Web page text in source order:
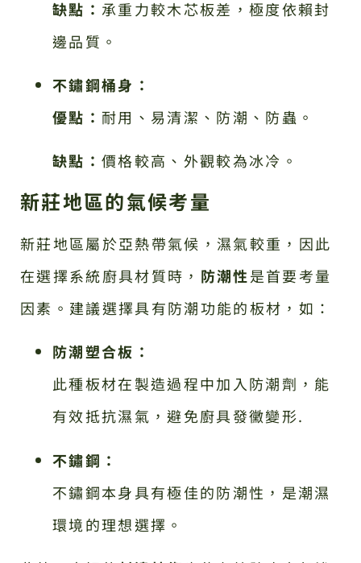
缺點： 承重力較木芯板差，極度依賴封
邊品質。
不鏽鋼桶身：
優點：耐用、易清潔、防潮、防蟲。
缺點：價格較高、外觀較為冰冷。
新莊地區的氣候考量
新莊地區屬於亞熱帶氣候，濕氣較重，因此
在選擇系統廚具材質時， 防潮性是首要考量
因素。建議選擇具有防潮功能的板材，如：
防潮塑合板：
此種板材在製造過程中加入防潮劑，能
有效抵抗濕氣，避免廚具發黴變形.
不鏽鋼：
不鏽鋼本身具有極佳的防潮性，是潮濕
環境的理想選擇。